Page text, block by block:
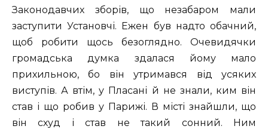
Законодавчих зборів, що незабаром мали
заступити Установчі. Ежен був надто обачний,
щоб робити щось безоглядно. Очевидячки
громадська думка здалася йому мало
прихильною, бо він утримався від усяких
виступів. А втім, у Пласані й не знали, ким він
став і що робив у Парижі. В місті знайшли, що
він схуд і став не такий сонний. Ним